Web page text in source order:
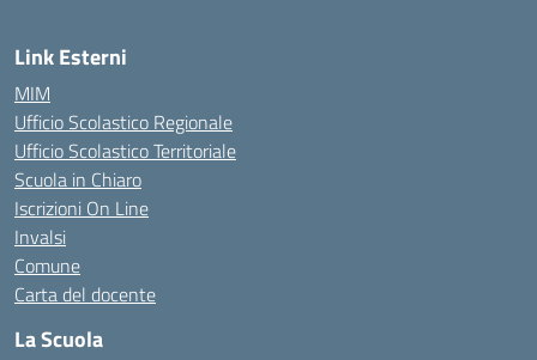
Link Esterni
MIM
Ufficio Scolastico Regionale
Ufficio Scolastico Territoriale
Scuola in Chiaro
Iscrizioni On Line
Invalsi
Comune
Carta del docente
La Scuola